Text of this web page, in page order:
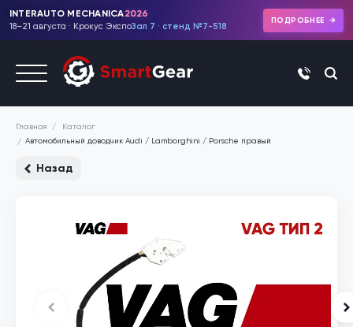
INTERAUTO MECHANICA2026
18–21 августа · Крокус ЭкспоЗал 7 · стенд №7-518
ПОДРОБНЕЕ
+7 (495)
Главная
Каталог
Автомобильный доводчик Audi / Lamborghini / Porsche правый
Назад